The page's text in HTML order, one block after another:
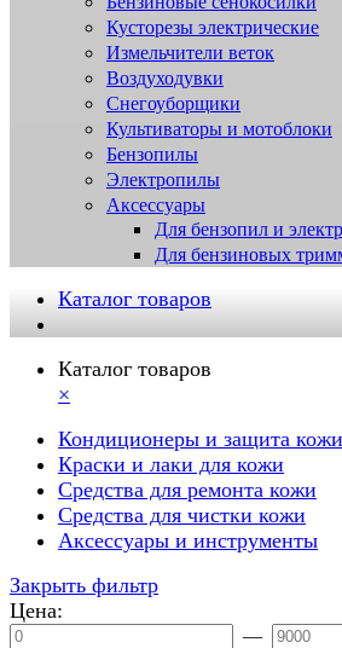
Кусторезы электрические
Измельчители веток
Воздуходувки
Снегоуборщики
Культиваторы и мотоблоки
Бензопилы
Электропилы
Аксессуары
Для бензопил и
Для бензиновых
Каталог товаров
Каталог товаров
×
Кондиционеры и защита кожи
Краски и лаки для кожи
Средства для ремонта кожи
Средства для чистки кожи
Аксессуары и инструменты
Закрыть фильтр
Цена:
—